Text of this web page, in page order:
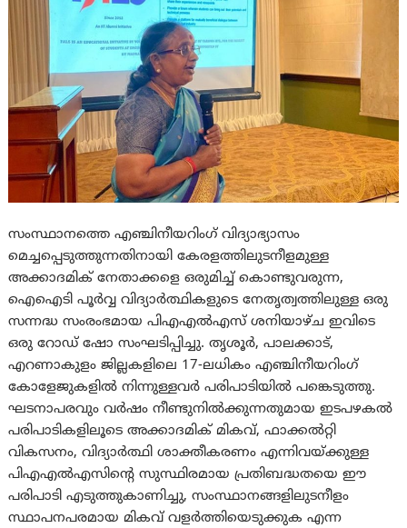
സംസ്ഥാനത്തെ എഞ്ചിനീയറിംഗ് വിദ്യാഭ്യാസം
മെച്ചപ്പെടുത്തുന്നതിനായി കേരളത്തിലുടനീളമുള്ള
അക്കാദമിക് നേതാക്കളെ ഒരുമിച്ച് കൊണ്ടുവരുന്ന,
ഐഐടി പൂർവ്വ വിദ്യാർത്ഥികളുടെ നേതൃത്വത്തിലുള്ള ഒരു
സന്നദ്ധ സംരംഭമായ പിഎഎൽഎസ് ശനിയാഴ്ച ഇവിടെ
ഒരു റോഡ് ഷോ സംഘടിപ്പിച്ചു. തൃശൂർ, പാലക്കാട്,
എറണാകുളം ജില്ലകളിലെ 17-ലധികം എഞ്ചിനീയറിംഗ്
കോളേജുകളിൽ നിന്നുള്ളവർ പരിപാടിയിൽ പങ്കെടുത്തു.
ഘടനാപരവും വർഷം നീണ്ടുനിൽക്കുന്നതുമായ ഇടപഴകൽ
പരിപാടികളിലൂടെ അക്കാദമിക് മികവ്, ഫാക്കൽറ്റി
വികസനം, വിദ്യാർത്ഥി ശാക്തീകരണം എന്നിവയ്ക്കുള്ള
പിഎഎൽഎസിന്റെ സുസ്ഥിരമായ പ്രതിബദ്ധതയെ ഈ
പരിപാടി എടുത്തുകാണിച്ചു, സംസ്ഥാനങ്ങളിലുടനീളം
സ്ഥാപനപരമായ മികവ് വളർത്തിയെടുക്കുക എന്ന